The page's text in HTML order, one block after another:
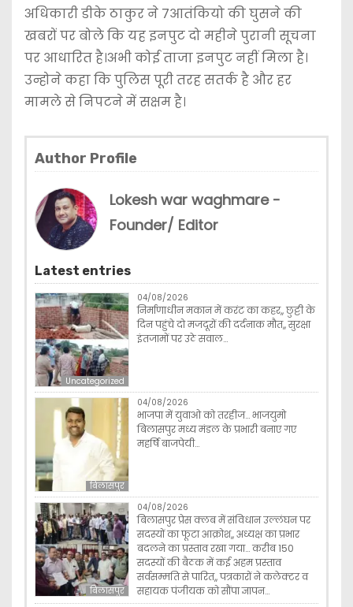
अधिकारी डीके ठाकुर ने 7आतंकियो की घुसने की
खबरों पर बोले कि यह इनपुट दो महीने पुरानी सूचना
पर आधारित है।अभी कोई ताजा इनपुट नहीं मिला है।
उन्होने कहा कि पुलिस पूरी तरह सतर्क है और हर
मामले से निपटने में सक्षम है।
Author Profile
Lokesh war waghmare -
Founder/ Editor
Latest entries
Uncategorized
04/08/2026
निर्माणाधीन मकान में करंट का कहर,, छुट्टी के
दिन पहुंचे दो मजदूरों की दर्दनाक मौत,, सुरक्षा
इंतजामों पर उठे सवाल…
बिलासपुर
04/08/2026
भाजपा में युवाओ को तरहीज… भाजयुमो
बिलासपुर मध्य मंडल के प्रभारी बनाए गए
महर्षि बाजपेयी…
बिलासपुर
04/08/2026
बिलासपुर प्रेस क्लब में संविधान उल्लंघन पर
सदस्यों का फूटा आक्रोश,, अध्यक्ष का प्रभार
बदलने का प्रस्ताव रखा गया… करीब 150
सदस्यों की बैठक में कई अहम प्रस्ताव
सर्वसम्मति से पारित,, पत्रकारों ने कलेक्टर व
सहायक पंजीयक को सौंपा ज्ञापन…